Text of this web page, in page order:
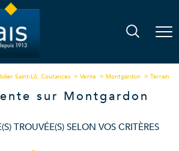
Saint-Lô, Coutances Vente Montgardon Terrain
sur Montgardon
TROUVÉE(S) SELON VOS CRITÈRES